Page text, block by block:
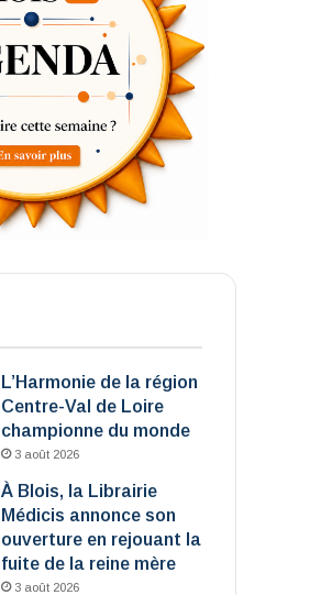
L’Harmonie de la région
Centre-Val de Loire
championne du monde
3 août 2026
À Blois, la Librairie
Médicis annonce son
ouverture en rejouant la
fuite de la reine mère
3 août 2026